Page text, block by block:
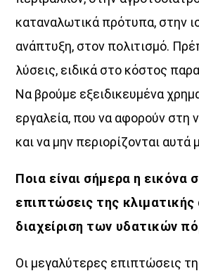
καταναλωτικά πρότυπα, στην
ανάπτυξη, στον πολιτισμό.
λύσεις, ειδικά στο κόστος
Να βρούμε εξειδικευμένα
εργαλεία, που να αφορούν στη
και να μην περιορίζονται
Ποια είναι σήμερα η εικόνα
επιπτώσεις της κλιματικής
διαχείριση των υδατικών
Οι μεγαλύτερες επιπτώσεις